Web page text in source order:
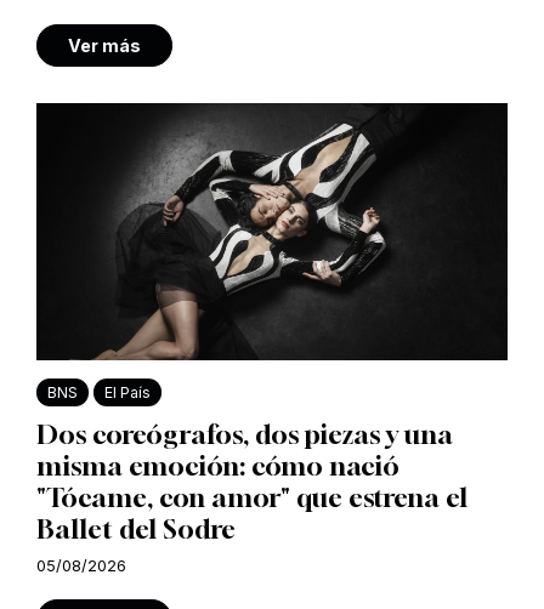
Ver más
BNS El País
Dos coreógrafos, dos piezas y una
misma emoción: cómo nació
"Tócame, con amor" que estrena el
Ballet del Sodre
05/08/2026